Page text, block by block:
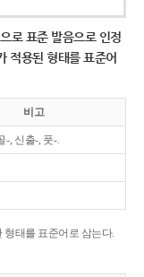
로 표준 발음으로 인정
적용된 형태를 표준어
비고
-, 신출-, 풋-.
형태를 표준어로 삼는다.